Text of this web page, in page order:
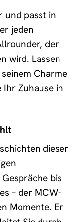
und passt in
jeden
der
wird. Lassen
Charme
Ihr Zuhause in
dieser
bis
– der MCW-
Momente. Er